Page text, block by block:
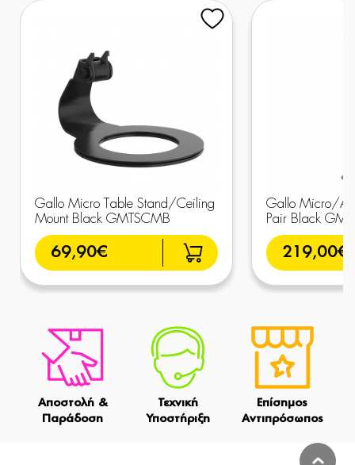
Gallo Micro Table Stand/Ceiling
Mount Black GMTSCMB
69,90€
Gallo Micro/
Pair Black
219,00€
Αποστολή &
Παράδοση
Τεχνική
Υποστήριξη
Επίσημος
Αντιπρόσωπος